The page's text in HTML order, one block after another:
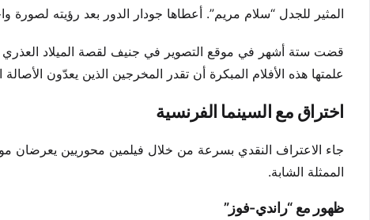
المثير للجدل “سلام مريم”. أعطاها جودار الدور بعد رؤيته لصورة
قضت ستة أشهر في موقع التصوير في جنيف لقصة الميلاد العذري
علمتها هذه الأفلام المبكرة أن تقدر المخرجين الذين يعدّون
اختراق مع السينما الفرنسية
الممثلة الشابة.
ظهور مع “راندي-فوز”